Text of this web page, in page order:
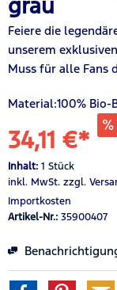
grau
Feiere die
unserem
Muss für alle Fans
Material:100%
34,11 €*
Inhalt: 1 Stück
inkl. MwSt. zzgl.
Importkosten
Artikel-Nr.: 35900407